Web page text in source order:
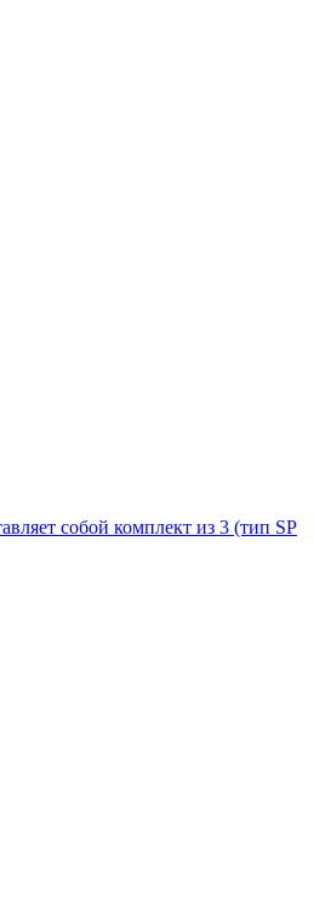
собой комплект из 3 (тип SP